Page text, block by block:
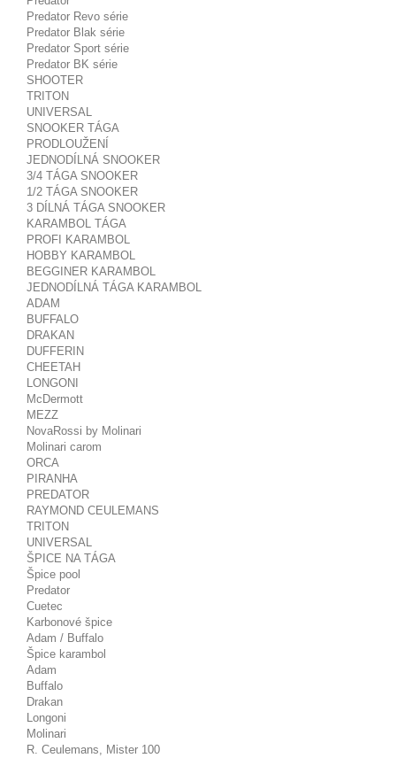
Predator Revo série
Predator Blak série
Predator Sport série
Predator BK série
SHOOTER
TRITON
UNIVERSAL
SNOOKER TÁGA
PRODLOUŽENÍ
JEDNODÍLNÁ SNOOKER
3/4 TÁGA SNOOKER
1/2 TÁGA SNOOKER
3 DÍLNÁ TÁGA SNOOKER
KARAMBOL TÁGA
PROFI KARAMBOL
HOBBY KARAMBOL
BEGGINER KARAMBOL
JEDNODÍLNÁ TÁGA KARAMBOL
ADAM
BUFFALO
DRAKAN
DUFFERIN
CHEETAH
LONGONI
McDermott
MEZZ
NovaRossi by Molinari
Molinari carom
ORCA
PIRANHA
PREDATOR
RAYMOND CEULEMANS
TRITON
UNIVERSAL
ŠPICE NA TÁGA
Špice pool
Predator
Cuetec
Karbonové špice
Adam / Buffalo
Špice karambol
Adam
Buffalo
Drakan
Longoni
Molinari
R. Ceulemans, Mister 100